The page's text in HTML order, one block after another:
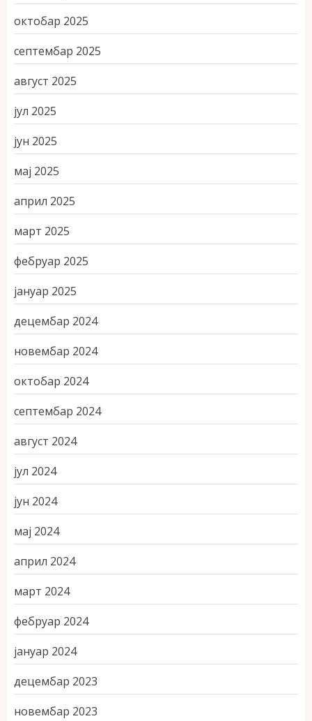
октобар 2025
септембар 2025
август 2025
јул 2025
јун 2025
мај 2025
април 2025
март 2025
фебруар 2025
јануар 2025
децембар 2024
новембар 2024
октобар 2024
септембар 2024
август 2024
јул 2024
јун 2024
мај 2024
април 2024
март 2024
фебруар 2024
јануар 2024
децембар 2023
новембар 2023